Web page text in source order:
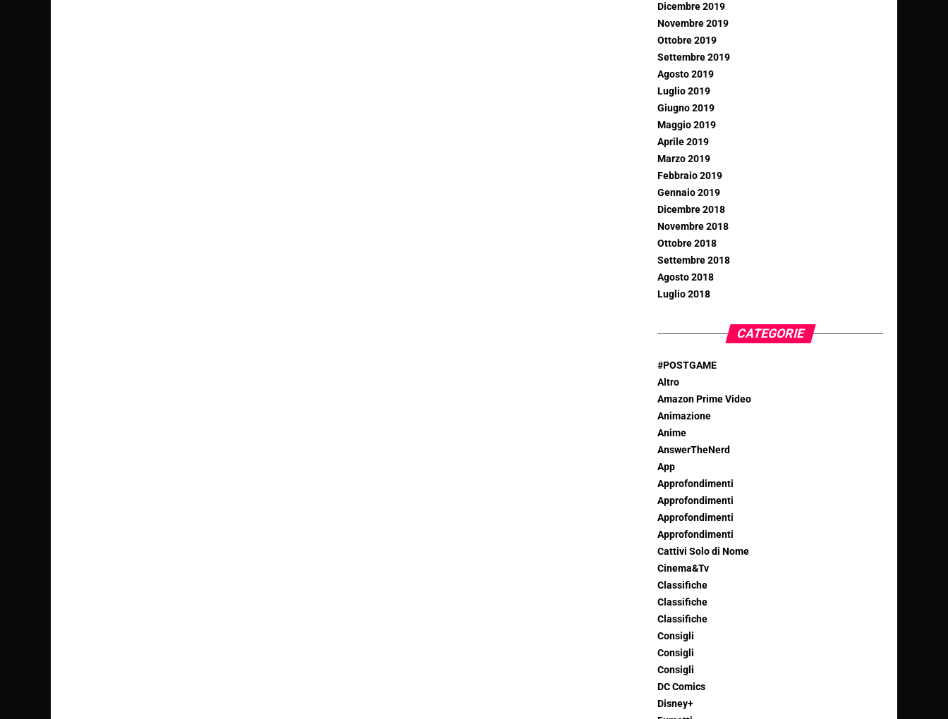
Dicembre 2019
Novembre 2019
Ottobre 2019
Settembre 2019
Agosto 2019
Luglio 2019
Giugno 2019
Maggio 2019
Aprile 2019
Marzo 2019
Febbraio 2019
Gennaio 2019
Dicembre 2018
Novembre 2018
Ottobre 2018
Settembre 2018
Agosto 2018
Luglio 2018
CATEGORIE
#POSTGAME
Altro
Amazon Prime Video
Animazione
Anime
AnswerTheNerd
App
Approfondimenti
Approfondimenti
Approfondimenti
Approfondimenti
Cattivi Solo di Nome
Cinema&Tv
Classifiche
Classifiche
Classifiche
Consigli
Consigli
Consigli
DC Comics
Disney+